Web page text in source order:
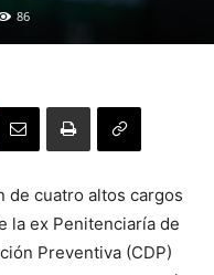
86
de cuatro altos cargos
la ex Penitenciaría de
Preventiva (CDP)